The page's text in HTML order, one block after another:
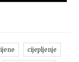
cijepljenje